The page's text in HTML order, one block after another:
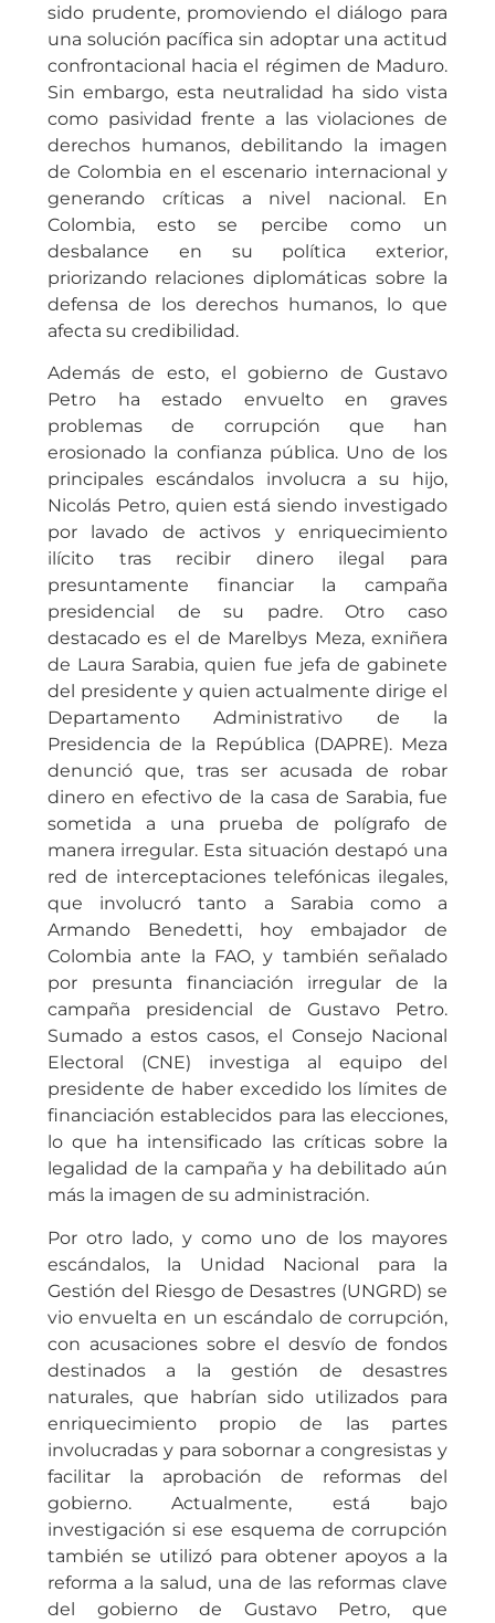
sido prudente, promoviendo el diálogo para
una solución pacífica sin adoptar una actitud
confrontacional hacia el régimen de Maduro.
Sin embargo, esta neutralidad ha sido vista
como pasividad frente a las violaciones de
derechos humanos, debilitando la imagen
de Colombia en el escenario internacional y
generando críticas a nivel nacional. En
Colombia, esto se percibe como un
desbalance en su política exterior,
priorizando relaciones diplomáticas sobre la
defensa de los derechos humanos, lo que
afecta su credibilidad.
Además de esto, el gobierno de Gustavo
Petro ha estado envuelto en graves
problemas de corrupción que han
erosionado la confianza pública. Uno de los
principales escándalos involucra a su hijo,
Nicolás Petro, quien está siendo investigado
por lavado de activos y enriquecimiento
ilícito tras recibir dinero ilegal para
presuntamente financiar la campaña
presidencial de su padre. Otro caso
destacado es el de Marelbys Meza, exniñera
de Laura Sarabia, quien fue jefa de gabinete
del presidente y quien actualmente dirige el
Departamento Administrativo de la
Presidencia de la República (DAPRE). Meza
denunció que, tras ser acusada de robar
dinero en efectivo de la casa de Sarabia, fue
sometida a una prueba de polígrafo de
manera irregular. Esta situación destapó una
red de interceptaciones telefónicas ilegales,
que involucró tanto a Sarabia como a
Armando Benedetti, hoy embajador de
Colombia ante la FAO, y también señalado
por presunta financiación irregular de la
campaña presidencial de Gustavo Petro.
Sumado a estos casos, el Consejo Nacional
Electoral (CNE) investiga al equipo del
presidente de haber excedido los límites de
financiación establecidos para las elecciones,
lo que ha intensificado las críticas sobre la
legalidad de la campaña y ha debilitado aún
más la imagen de su administración.
Por otro lado, y como uno de los mayores
escándalos, la Unidad Nacional para la
Gestión del Riesgo de Desastres (UNGRD) se
vio envuelta en un escándalo de corrupción,
con acusaciones sobre el desvío de fondos
destinados a la gestión de desastres
naturales, que habrían sido utilizados para
enriquecimiento propio de las partes
involucradas y para sobornar a congresistas y
facilitar la aprobación de reformas del
gobierno. Actualmente, está bajo
investigación si ese esquema de corrupción
también se utilizó para obtener apoyos a la
reforma a la salud, una de las reformas clave
del gobierno de Gustavo Petro, que